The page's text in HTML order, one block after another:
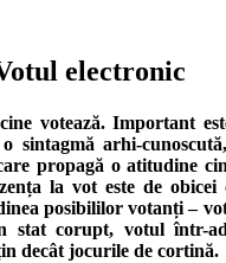
electronic
votează. Important
sintagmă arhi-
propagă o atitudine
la vot este de obicei
posibililor votanți –
stat corupt, votul într-
decât jocurile de cortină.